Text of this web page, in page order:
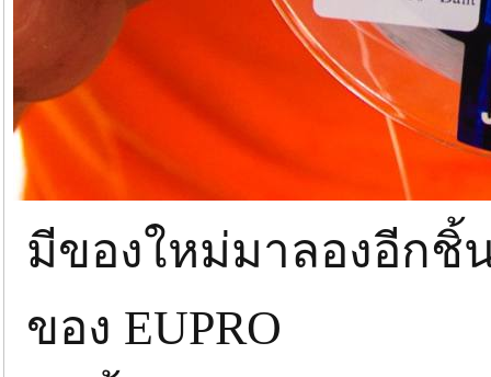
มีของใหม่มาลองอีกชิ้
ของ EUPRO